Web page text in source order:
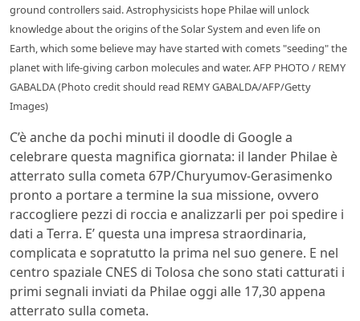
ground controllers said. Astrophysicists hope Philae will unlock
knowledge about the origins of the Solar System and even life on
Earth, which some believe may have started with comets "seeding" the
planet with life-giving carbon molecules and water. AFP PHOTO / REMY
GABALDA (Photo credit should read REMY GABALDA/AFP/Getty
Images)
C’è anche da pochi minuti il doodle di Google a
celebrare questa magnifica giornata: il lander Philae è
atterrato sulla cometa 67P/Churyumov-Gerasimenko
pronto a portare a termine la sua missione, ovvero
raccogliere pezzi di roccia e analizzarli per poi spedire i
dati a Terra. E’ questa una impresa straordinaria,
complicata e sopratutto la prima nel suo genere. E nel
centro spaziale CNES di Tolosa che sono stati catturati i
primi segnali inviati da Philae oggi alle 17,30 appena
atterrato sulla cometa.